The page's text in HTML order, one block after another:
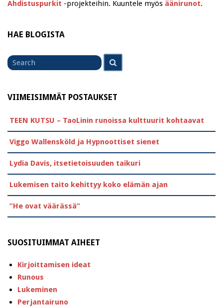
Ahdistuspurkit -projekteihin. Kuuntele myös äänirunot.
HAE BLOGISTA
Search
for
VIIMEISIMMÄT POSTAUKSET
TEEN KUTSU – TaoLinin runoissa kulttuurit kohtaavat
Viggo Wallensköld ja Hypnoottiset sienet
Lydia Davis, itsetietoisuuden taikuri
Lukemisen taito kehittyy koko elämän ajan
”He ovat väärässä”
SUOSITUIMMAT AIHEET
Kirjoittamisen ideat
Runous
Lukeminen
Perjantairuno